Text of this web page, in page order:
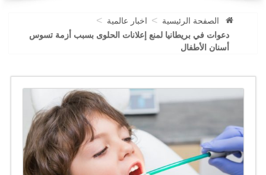
الصفحة الرئيسية > اخبار عالمية >
دعوات في بريطانيا لمنع إعلانات الحلوى بسبب أزمة تسوس
أسنان الأطفال